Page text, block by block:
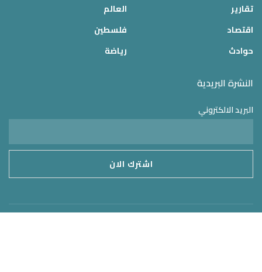
تقارير
اقتصاد
حوادث
العالم
فلسطين
رياضة
النشرة البريدية
البريد الالكتروني